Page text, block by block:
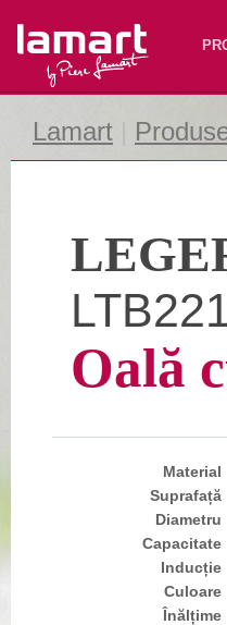
Lamart
Lamart
Oală
Material
Suprafață
Diametru
Capacitate
Inducție
Culoare
Înălțime